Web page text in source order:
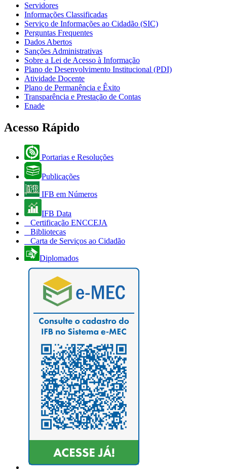
Servidores
Informações Classificadas
Serviço de Informações ao Cidadão (SIC)
Perguntas Frequentes
Dados Abertos
Sanções Administrativas
Sobre a Lei de Acesso à Informação
Plano de Desenvolvimento Institucional (PDI)
Atividade Docente
Plano de Permanência e Êxito
Transparência e Prestação de Contas
Enade
Acesso Rápido
Portarias e Resoluções
Publicações
IFB em Números
IFB Data
Certificação ENCCEJA
Bibliotecas
Carta de Serviços ao Cidadão
Diplomados